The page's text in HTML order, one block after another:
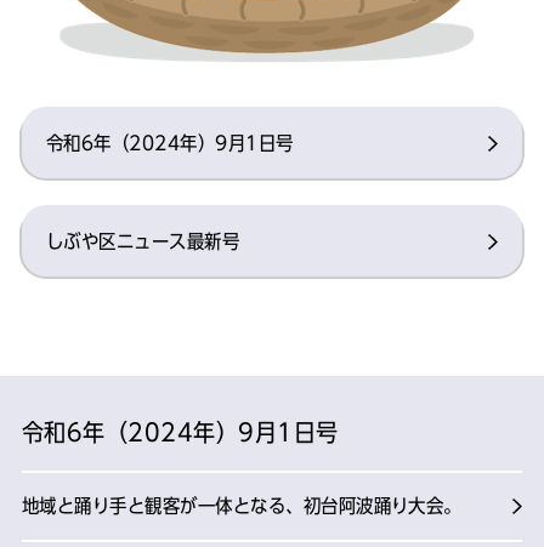
令和6年（2024年）9月1日号
しぶや区ニュース最新号
令和6年（2024年）9月1日号
地域と踊り手と観客が一体となる、初台阿波踊り大会。